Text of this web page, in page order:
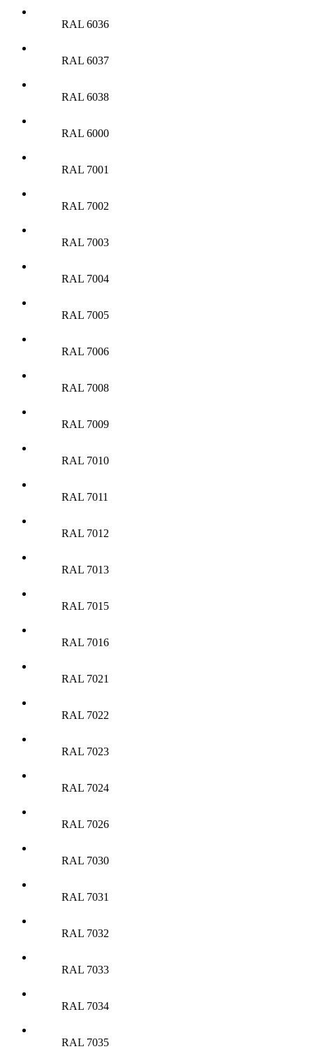
RAL 6036
RAL 6037
RAL 6038
RAL 6000
RAL 7001
RAL 7002
RAL 7003
RAL 7004
RAL 7005
RAL 7006
RAL 7008
RAL 7009
RAL 7010
RAL 7011
RAL 7012
RAL 7013
RAL 7015
RAL 7016
RAL 7021
RAL 7022
RAL 7023
RAL 7024
RAL 7026
RAL 7030
RAL 7031
RAL 7032
RAL 7033
RAL 7034
RAL 7035